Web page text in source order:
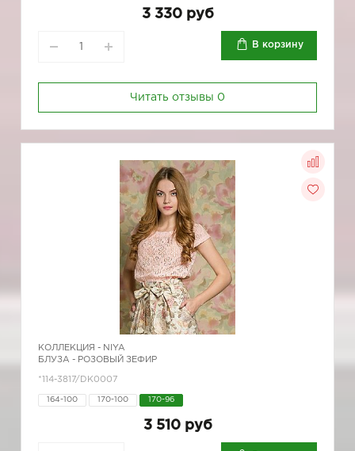
3 330 руб
В корзину
Читать отзывы 0
КОЛЛЕКЦИЯ - NIYA
БЛУЗА - РОЗОВЫЙ ЗЕФИР
*114-3817/DK0007
164-100 170-100 170-96
3 510 руб